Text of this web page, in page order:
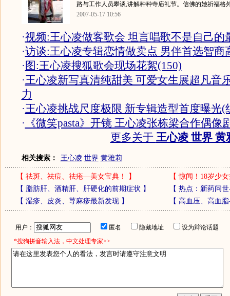
路与工作人员攀谈,讲解种种寺庙礼节。信佛的她祈福格
2007-05-17 10:56
·视频:王心凌做客歌会 坦言唱歌不是自己的
·访谈:王心凌专辑恋情做卖点 男伴首选智商
· 图:王心凌搜狐歌会现场花絮(150)
·王心凌新写真清纯甜美 可爱女生展超凡音
力
·王心凌挑战尺度极限 新专辑造型首度曝光(
· 《微笑pasta》开镜 王心凌张栋梁合作偶像
更多关于 王心凌 世界 黄
相关搜索： 王心凌 世界 黄雅莉
【 祛斑、祛痘、祛疮—美女宝典！ 】 【惊闻！18岁少
【 脂肪肝、酒精肝、肝硬化的前期症状 】 【 热点：新药问
【 湿疹、皮炎、荨麻疹最新发现】 【 高血压、高血
用户： 匿名 隐藏地址
设为辩论话题
*搜狗拼音输入法，中文处理专家>>